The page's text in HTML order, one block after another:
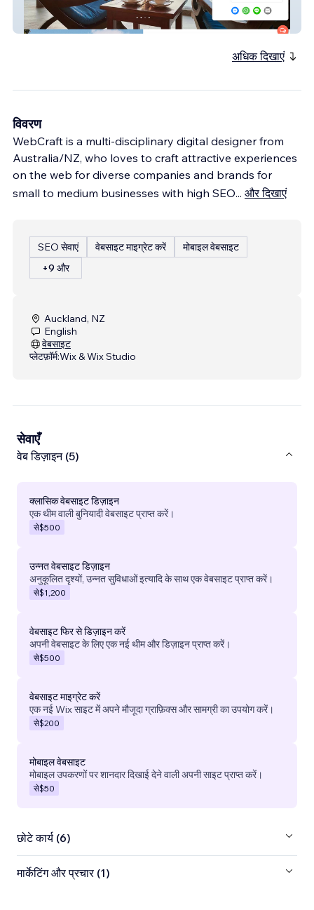
Baan Saitara Villas
अधिक दिखाएं
विवरण
WebCraft is a multi-disciplinary digital designer from
Australia/NZ, who loves to craft attractive experiences
on the web for diverse companies and brands for
small to medium businesses with high SEO... और दिखाएं
SEO सेवाएं वेबसाइट माइग्रेट करें
मोबाइल वेबसाइट
+9 और
Auckland, NZ
English
वेबसाइट
प्लेटफ़ॉर्म:Wix & Wix Studio
सेवाएँ
वेब डिज़ाइन (5)
क्लासिक वेबसाइट डिज़ाइन
एक थीम वाली बुनियादी वेबसाइट प्राप्त करें।
से$500
उन्नत वेबसाइट डिज़ाइन
अनुकूलित दृश्यों, उन्नत सुविधाओं इत्यादि के साथ एक वेबसाइट प्राप्त करें।
से$1,200
वेबसाइट फिर से डिज़ाइन करें
अपनी वेबसाइट के लिए एक नई थीम और डिज़ाइन प्राप्त करें।
से$500
वेबसाइट माइग्रेट करें
एक नई Wix साइट में अपने मौजूदा ग्राफ़िक्स और सामग्री का उपयोग करें।
से$200
मोबाइल वेबसाइट
मोबाइल उपकरणों पर शानदार दिखाई देने वाली अपनी साइट प्राप्त करें।
से$50
छोटे कार्य (6)
मार्केटिंग और प्रचार (1)